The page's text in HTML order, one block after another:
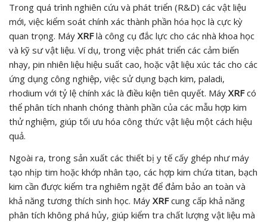
Trong quá trình nghiên cứu và phát triển (R&D) các vật liệu
mới, việc kiểm soát chính xác thành phần hóa học là cực kỳ
quan trọng. Máy XRFlà công cụ đắc lực cho các nhà khoa học
và kỹ sư vật liệu. Ví dụ, trong việc phát triển các cảm biến
nhạy, pin nhiên liệu hiệu suất cao, hoặc vật liệu xúc tác cho các
ứng dụng công nghiệp, việc sử dụng bạch kim, paladi,
rhodium với tỷ lệ chính xác là điều kiện tiên quyết. Máy XRFcó
thể phân tích nhanh chóng thành phần của các mẫu hợp kim
thử nghiệm, giúp tối ưu hóa công thức vật liệu một cách hiệu
quả.
Ngoài ra, trong sản xuất các thiết bị y tế cấy ghép như máy
tạo nhịp tim hoặc khớp nhân tạo, các hợp kim chứa titan, bạch
kim cần được kiểm tra nghiêm ngặt để đảm bảo an toàn và
khả năng tương thích sinh học. Máy XRFcung cấp khả năng
phân tích không phá hủy, giúp kiểm tra chất lượng vật liệu mà